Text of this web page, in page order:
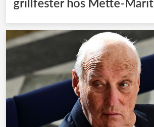
grillfester hos Mette-Marit